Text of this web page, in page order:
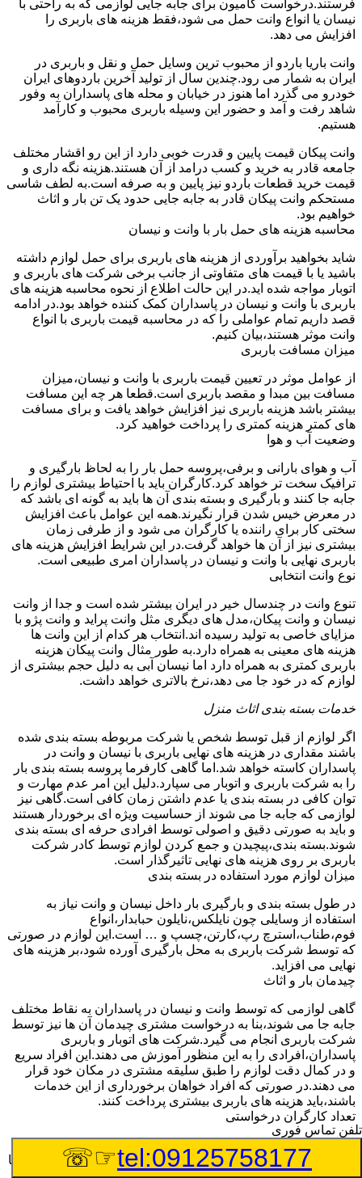
فرستند.درخواست کامیون برای جابه جایی لوازمی که به راحتی با
نیسان یا انواع وانت حمل می شود،فقط هزینه های باربری را
افزایش می دهد.
وانت باریا باردو از محبوب ترین وسایل حمل و نقل و باربری در
ایران به شمار می رود.چندین سال از تولید آخرین باردوهای ایران
خودرو می گذرد اما هنوز در خیابان و محله های پاسداران به وفور
شاهد رفت و آمد و حضور این وسیله باربری محبوب و کارآمد
هستیم.
وانت پیکان قیمت پایین و قدرت خوبی دارد از این رو اقشار مختلف
جامعه قادر به خرید و کسب درامد از آن هستند.هزینه نگه داری و
قیمت خرید قطعات باردو نیز پایین و به صرفه است.به لطف شاسی
مستحکم وانت پیکان قادر به جابه جایی حدود یک تن بار و اثاث
خواهیم بود.
محاسبه هزینه های حمل بار با وانت و نیسان
شاید بخواهید برآوردی از هزینه های باربری برای حمل لوازم داشته
باشید یا با قیمت های متفاوتی از جانب برخی شرکت های باربری و
اتوبار مواجه شده اید.در این حالت اطلاع از نحوه محاسبه هزینه های
باربری با وانت و نیسان در پاسداران کمک کننده خواهد بود.در ادامه
قصد داریم تمام عواملی را که در محاسبه قیمت باربری با انواع
وانت موثر هستند،بیان کنیم.
میزان مسافت باربری
از عوامل موثر در تعیین قیمت باربری با وانت و نیسان،میزان
مسافت بین مبدا و مقصد باربری است.قطعا هر چه این مسافت
بیشتر باشد هزینه باربری نیز افزایش خواهد یافت و برای مسافت
های کمتر هزینه کمتری را پرداخت خواهید کرد.
وضعیت آب و هوا
آب و هوای بارانی و برفی،پروسه حمل بار را به لحاظ بارگیری و
ترافیک سخت تر خواهد کرد.کارگران باید با احتیاط بیشتری لوازم را
جابه جا کنند و بارگیری و بسته بندی آن ها باید به گونه ای باشد که
در معرض خیس شدن قرار نگیرند.همه این عوامل باعث افزایش
سختی کار برای راننده یا کارگران می شود و از طرفی زمان
بیشتری نیز از آن ها خواهد گرفت.در این شرایط افزایش هزینه های
باربری نهایی با وانت و نیسان در پاسداران امری طبیعی است.
نوع وانت انتخابی
تنوع وانت در چندسال خیر در ایران بیشتر شده است و جدا از وانت
نیسان و وانت پیکان،مدل های دیگری مثل وانت پراید و وانت پژو با
مزایای خاصی به تولید رسیده اند.انتخاب هر کدام از این وانت ها
هزینه های معینی به همراه دارد.به طور مثال وانت پیکان هزینه
باربری کمتری به همراه دارد اما نیسان آبی به دلیل حجم بیشتری از
لوازم که در خود جا می دهد،نرخ بالاتری خواهد داشت.
خدمات بسته بندی اثاث منزل
اگر لوازم از قبل توسط شخص یا شرکت مربوطه بسته بندی شده
باشند مقداری در هزینه های نهایی باربری با نیسان و وانت در
پاسداران کاسته خواهد شد.اما گاهی کارفرما پروسه بسته بندی بار
را به شرکت باربری و اتوبار می سپارد.دلیل این امر عدم مهارت و
توان کافی در بسته بندی یا عدم داشتن زمان کافی است.گاهی نیز
لوازمی که جابه جا می شوند از حساسیت ویژه ای برخوردار هستند
و باید به صورتی دقیق و اصولی توسط افرادی حرفه ای بسته بندی
شوند.بسته بندی،پیچیدن و جمع کردن لوازم توسط کادر شرکت
باربری بر روی هزینه های نهایی تاثیرگذار است.
میزان لوازم مورد استفاده در بسته بندی
در طول بسته بندی و بارگیری بار داخل نیسان و وانت نیاز به
استفاده از وسایلی چون نایلکس،نایلون حبابدار،انواع
فوم،طناب،استرچ رپ،کارتن،چسپ و … است.این لوازم در صورتی
که توسط شرکت باربری به محل بارگیری آورده شود،بر هزینه های
نهایی می افزاید.
چیدمان بار و اثاث
گاهی لوازمی که توسط وانت و نیسان در پاسداران به نقاط مختلف
جابه جا می شوند،بنا به درخواست مشتری چیدمان آن ها نیز توسط
شرکت باربری انجام می گیرد.شرکت های اتوبار و باربری
پاسداران،افرادی را به این منظور آموزش می دهند.این افراد سریع
و در کمال دقت لوازم را طبق سلیقه مشتری در مکان خود قرار
می دهند.در صورتی که افراد خواهان برخورداری از این خدمات
باشند،باید هزینه های باربری بیشتری پرداخت کنند.
تعداد کارگران درخواستی
اتحادیه باربری پاسداران برای هر تعداد کارگر باربری هر ساله نرخ
ثابتی را اعلام خواهد کرد.مشتری هنگام مراجعه به شرکت باربری با
توجه به تعداد لوازمی که باید جابه جا شوند،تعداد کارگر مورد نیاز را
تلفن تماس فوری
tel:09125758177
☞☏